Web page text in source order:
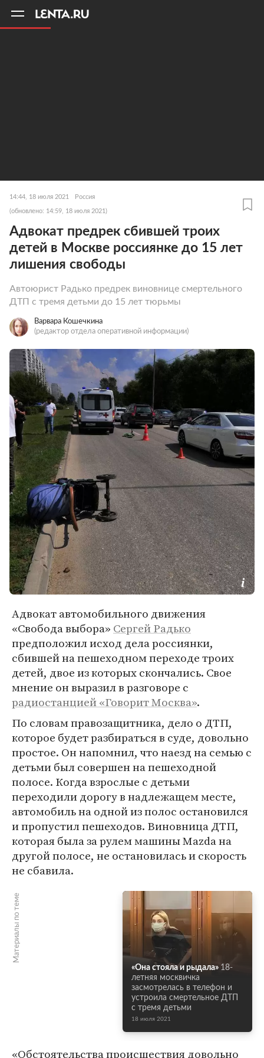
14:44, 18 июля 2021 Россия
(обновлено: 14:59, 18 июля 2021)
Адвокат предрек сбившей троих
детей в Москве россиянке до 15 лет
лишения свободы
Автоюрист Радько предрек виновнице смертельного
ДТП с тремя детьми до 15 лет тюрьмы
Варвара Кошечкина
(редактор отдела оперативной информации)
Адвокат автомобильного движения
«Свобода выбора» Сергей Радько
предположил исход дела россиянки,
сбившей на пешеходном переходе троих
детей, двое из которых скончались. Свое
мнение он выразил в разговоре с
радиостанцией «Говорит Москва».
По словам правозащитника, дело о ДТП,
которое будет разбираться в суде, довольно
простое. Он напомнил, что наезд на семью с
детьми был совершен на пешеходной
полосе. Когда взрослые с детьми
переходили дорогу в надлежащем месте,
автомобиль на одной из полос остановился
и пропустил пешеходов. Виновница ДТП,
которая была за рулем машины Mazdа на
другой полосе, не остановилась и скорость
не сбавила.
Материалы по теме
«Она стояла и рыдала» 18-
летняя москвичка
засмотрелась в телефон и
устроила смертельное ДТП
с тремя детьми
18 июля 2021
«Обстоятельства происшествия довольно